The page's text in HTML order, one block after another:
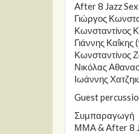
After 8 Jazz
Γιώργος
Κωνσταντίνος
Γιάννης Καΐκης
Κωνσταντίνος
Νικόλας
Ιωάννης
Guest
Συμπαραγωγή
ΜΜΑ & After 8